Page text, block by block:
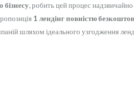
бізнесу, робить цей процес
1 лендінг повністю
шляхом ідеального узгодження